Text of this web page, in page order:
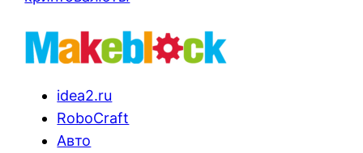
idea2.ru
RoboCraft
Авто